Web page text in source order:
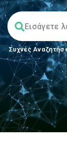
Συχνές